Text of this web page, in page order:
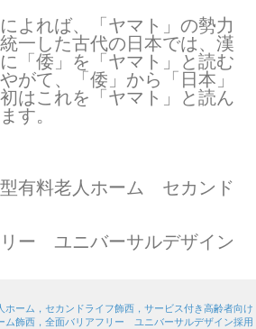
よれば、「ヤマト」の勢力
一した古代の日本では、漢
「倭」を「ヤマト」と読む
がて、「倭」から「日本」
はこれを「ヤマト」と読ん
す。
有料老人ホーム セカンド
ー ユニバーサルデザイン
ホーム，セカンドライフ飾西，サービス付き高齢者向け
ム飾西，全面バリアフリー ユニバーサルデザイン採用